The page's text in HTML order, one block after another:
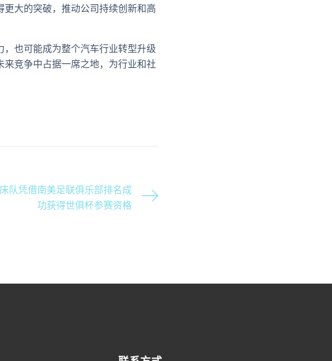
大的突破，推动公司持续创新和高
也可能成为整个汽车行业转型升级
竞争中占据一席之地，为行业和社
队凭借南美足联俱乐部排名成
功获得世俱杯参赛资格